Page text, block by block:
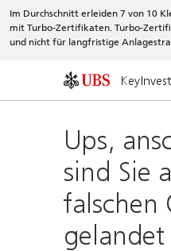
Im Durchschnitt erleiden 7 von 10
mit Turbo-Zertifikaten. Turbo-
und nicht für langfristige
KeyInvest
Ups,
sind Sie
falschen
gelandet